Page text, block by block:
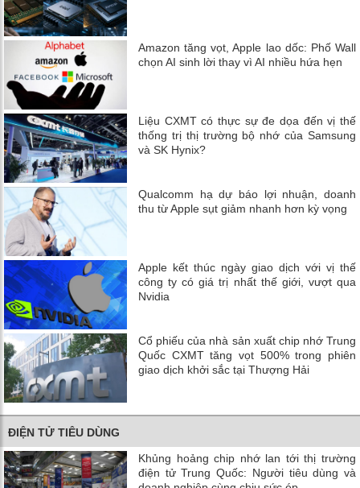
Amazon tăng vọt, Apple lao dốc: Phố Wall
chọn AI sinh lời thay vì AI nhiều hứa hẹn
Liệu CXMT có thực sự đe dọa đến vị thế
thống trị thị trường bộ nhớ của Samsung
và SK Hynix?
Qualcomm hạ dự báo lợi nhuận, doanh
thu từ Apple sụt giảm nhanh hơn kỳ vọng
Apple kết thúc ngày giao dịch với vị thế
công ty có giá trị nhất thế giới, vượt qua
Nvidia
Cổ phiếu của nhà sản xuất chip nhớ Trung
Quốc CXMT tăng vọt 500% trong phiên
giao dịch khởi sắc tại Thượng Hải
ĐIỆN TỬ TIÊU DÙNG
Khủng hoảng chip nhớ lan tới thị trường
điện tử Trung Quốc: Người tiêu dùng và